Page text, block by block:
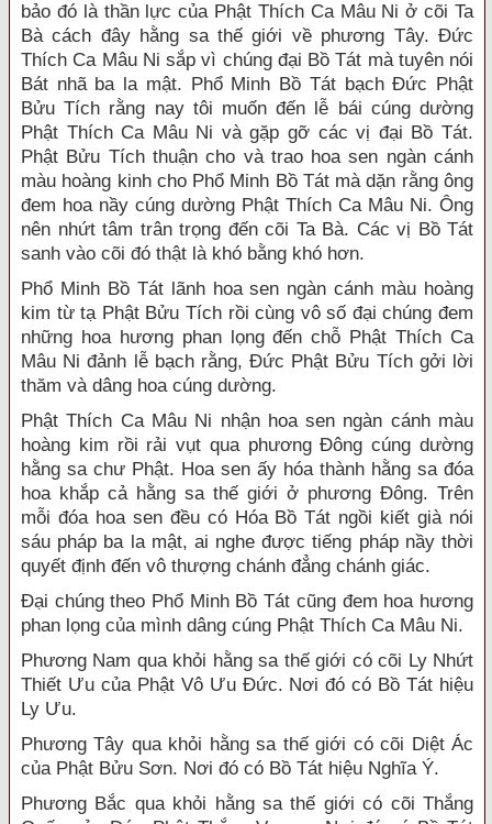
bảo đó là thần lực của Phật Thích Ca Mâu Ni ở cõi Ta
Bà cách đây hằng sa thế giới về phương Tây. Đức
Thích Ca Mâu Ni sắp vì chúng đại Bồ Tát mà tuyên nói
Bát nhã ba la mật. Phổ Minh Bồ Tát bạch Đức Phật
Bửu Tích rằng nay tôi muốn đến lễ bái cúng dường
Phật Thích Ca Mâu Ni và gặp gỡ các vị đại Bồ Tát.
Phật Bửu Tích thuận cho và trao hoa sen ngàn cánh
màu hoàng kinh cho Phổ Minh Bồ Tát mà dặn rằng ông
đem hoa nầy cúng dường Phật Thích Ca Mâu Ni. Ông
nên nhứt tâm trân trọng đến cõi Ta Bà. Các vị Bồ Tát
sanh vào cõi đó thật là khó bằng khó hơn.
Phổ Minh Bồ Tát lãnh hoa sen ngàn cánh màu hoàng
kim từ tạ Phật Bửu Tích rồi cùng vô số đại chúng đem
những hoa hương phan lọng đến chỗ Phật Thích Ca
Mâu Ni đảnh lễ bạch rằng, Đức Phật Bửu Tích gởi lời
thăm và dâng hoa cúng dường.
Phật Thích Ca Mâu Ni nhận hoa sen ngàn cánh màu
hoàng kim rồi rải vụt qua phương Đông cúng dường
hằng sa chư Phật. Hoa sen ấy hóa thành hằng sa đóa
hoa khắp cả hằng sa thế giới ở phương Đông. Trên
mỗi đóa hoa sen đều có Hóa Bồ Tát ngồi kiết già nói
sáu pháp ba la mật, ai nghe được tiếng pháp nầy thời
quyết định đến vô thượng chánh đẳng chánh giác.
Đại chúng theo Phổ Minh Bồ Tát cũng đem hoa hương
phan lọng của mình dâng cúng Phật Thích Ca Mâu Ni.
Phương Nam qua khỏi hằng sa thế giới có cõi Ly Nhứt
Thiết Ưu của Phật Vô Ưu Đức. Nơi đó có Bồ Tát hiệu
Ly Ưu.
Phương Tây qua khỏi hằng sa thế giới có cõi Diệt Ác
của Phật Bửu Sơn. Nơi đó có Bồ Tát hiệu Nghĩa Ý.
Phương Bắc qua khỏi hằng sa thế giới có cõi Thắng